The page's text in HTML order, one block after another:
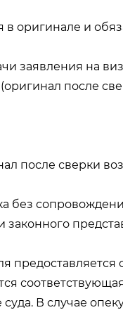
в оригинале и
заявления на
после
после сверки
без
В случае